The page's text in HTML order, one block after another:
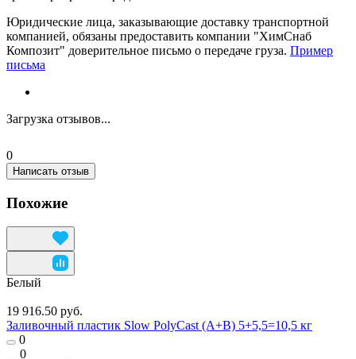
Юридические лица, заказывающие доставку транспортной
компанией, обязаны предоставить компании "ХимСнаб
Композит" доверительное письмо о передаче груза. Пример
письма
Загрузка отзывов...
0
Написать отзыв
Похожие
Белый
19 916.50 руб.
Заливочный пластик Slow PolyCast (A+B) 5+5,5=10,5 кг
0
0